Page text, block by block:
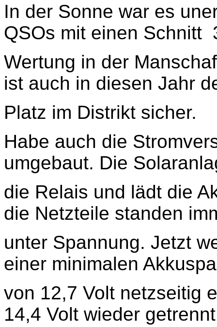
In der Sonne war es
QSOs mit einen Schnitt
Wertung in der
ist auch in diesen Jahr
Platz im Distrikt sicher.
Habe auch die
umgebaut. Die
die Relais und lädt die
die Netzteile standen
unter Spannung. Jetzt
einer minimalen
von 12,7 Volt netzseitig
14,4 Volt wieder